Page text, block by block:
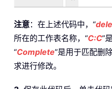
注意：在上述代码中，“
所在的工作表名称，“C:C”
“Complete”是用于匹配删
求进行修改。